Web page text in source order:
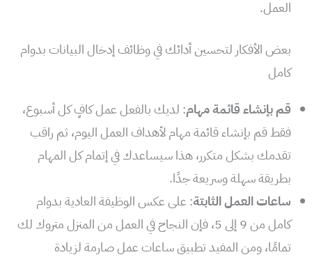
العمل.
بعض الأفكار لتحسين أدائك في وظائف إدخال البيانات بدوام
كامل
قم بإنشاء قائمة مهام: لديك بالفعل عمل كافٍ كل أسبوع،
فقط قم بإنشاء قائمة مهام لأهداف العمل اليوم، ثم راقب
تقدمك بشكل متكرر، هذا سيساعدك في إتمام كل المهام
بطريقة سهلة وسريعة جدًا.
ساعات العمل الثابتة: على عكس الوظيفة العادية بدوام
كامل من 9 إلى 5، فإن النجاح في العمل من المنزل متروك لك
تمامًا، ومن المفيد تطبيق ساعات عمل صارمة لزيادة